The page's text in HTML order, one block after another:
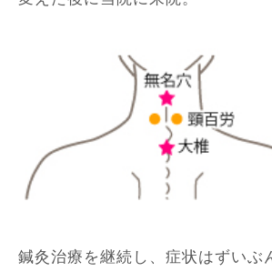
鍼灸治療を継続し、症状はずいぶ